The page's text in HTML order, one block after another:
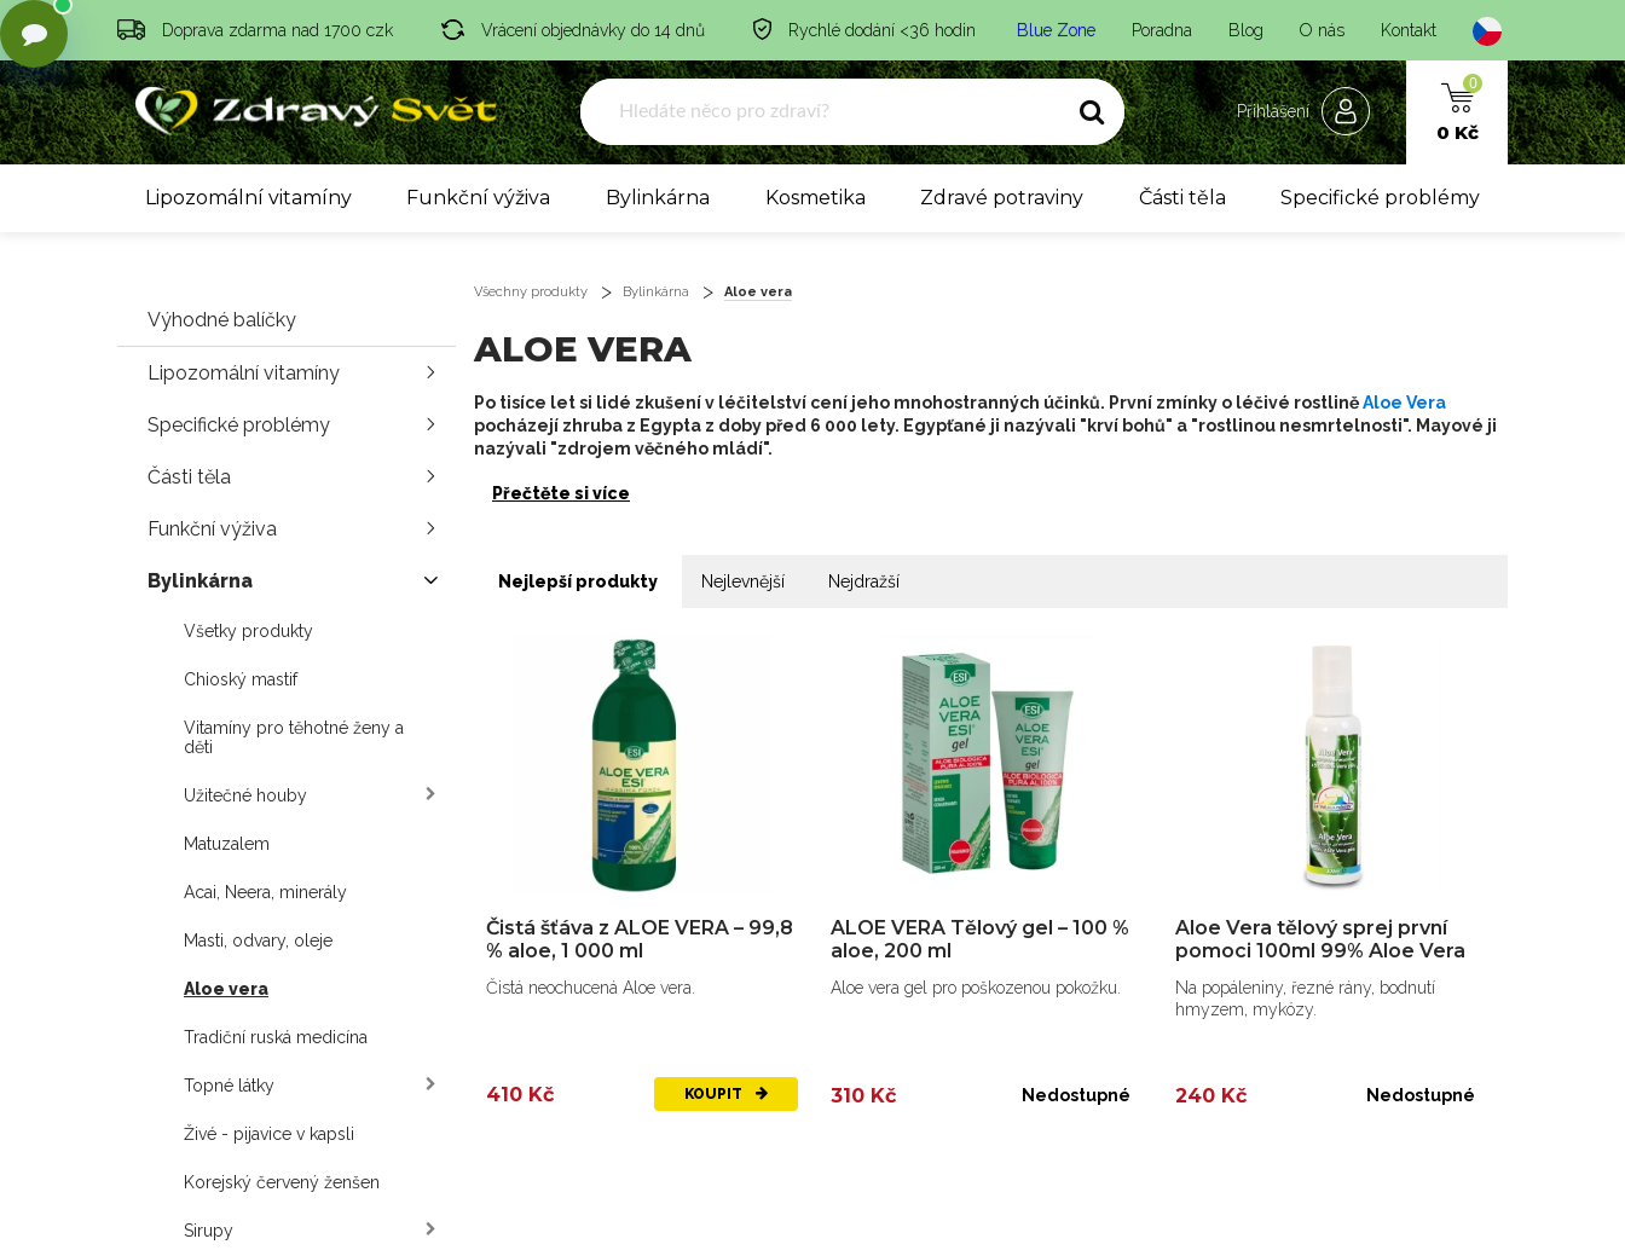
Doprava zdarma nad 1700 czk Vrácení objednávky do 14 dnů Rychlé dodání <36 hodin Blue Zone Poradna Blog O nás Kontakt
0
0 Kč
Přihlášení
Lipozomální vitamíny Funkční výživa Bylinkárna Kosmetika Zdravé potraviny Části těla Specifické problémy
Výhodné balíčky
Lipozomální vitamíny
Specifické problémy
Části těla
Funkční výživa
Bylinkárna
Všetky produkty
Chioský mastif
Vitamíny pro těhotné ženy a
děti
Užitečné houby
Matuzalem
Acai, Neera, minerály
Masti, odvary, oleje
Aloe vera
Tradiční ruská medicína
Topné látky
Živé - pijavice v kapsli
Korejský červený ženšen
Sirupy
Všechny produkty Bylinkárna Aloe vera
ALOE VERA
Po tisíce let si lidé zkušení v léčitelství cení jeho mnohostranných účinků. První zmínky o léčivé rostliněAloe Vera
pocházejí zhruba z Egypta z doby před 6 000 lety. Egypťané ji nazývali "krví bohů" a "rostlinou nesmrtelnosti". Mayové ji
nazývali "zdrojem věčného mládí".
Přečtěte si více
Nejlepší produkty Nejlevnější Nejdražší
Čistá šťáva z ALOE VERA – 99,8
% aloe, 1 000 ml
Čistá neochucená Aloe vera.
410 Kč KOUPIT
ALOE VERA Tělový gel – 100 %
aloe, 200 ml
Aloe vera gel pro poškozenou pokožku.
310 Kč Nedostupné
Aloe Vera tělový sprej první
pomoci 100ml 99% Aloe Vera
Na popáleniny, řezné rány, bodnutí
hmyzem, mykózy.
240 Kč Nedostupné